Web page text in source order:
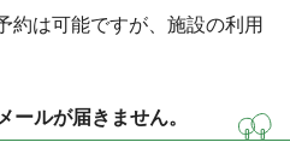
約は可能ですが、施設の利用
ールが届きません。